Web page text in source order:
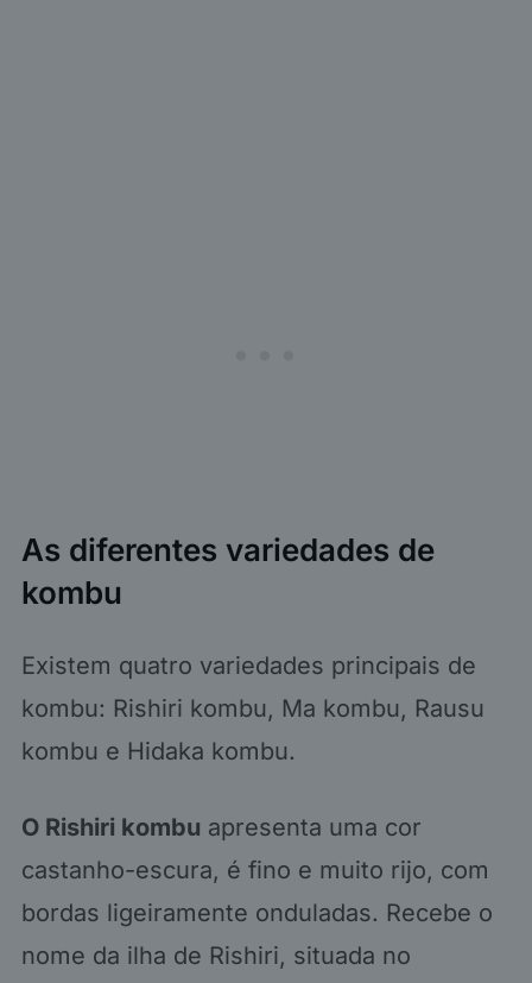
As diferentes variedades de
kombu
Existem quatro variedades principais de
kombu: Rishiri kombu, Ma kombu, Rausu
kombu e Hidaka kombu.
O Rishiri kombu apresenta uma cor
castanho-escura, é fino e muito rijo, com
bordas ligeiramente onduladas. Recebe o
nome da ilha de Rishiri, situada no